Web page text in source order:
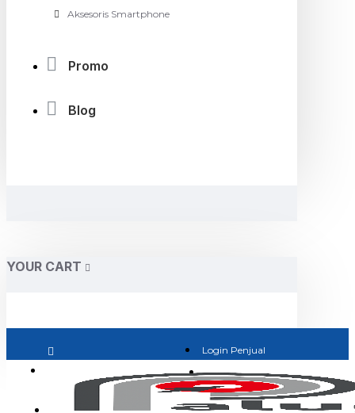
Aksesoris Smartphone
Promo
Blog
YOUR CART
Login Penjual
Jadi Penjual